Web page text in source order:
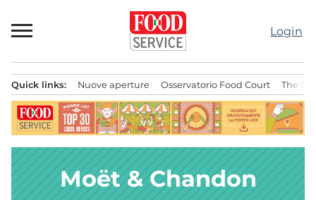
al
contenuto
Login
principale
Quick links: Nuove aperture Osservatorio Food Court The
Moët & Chandon